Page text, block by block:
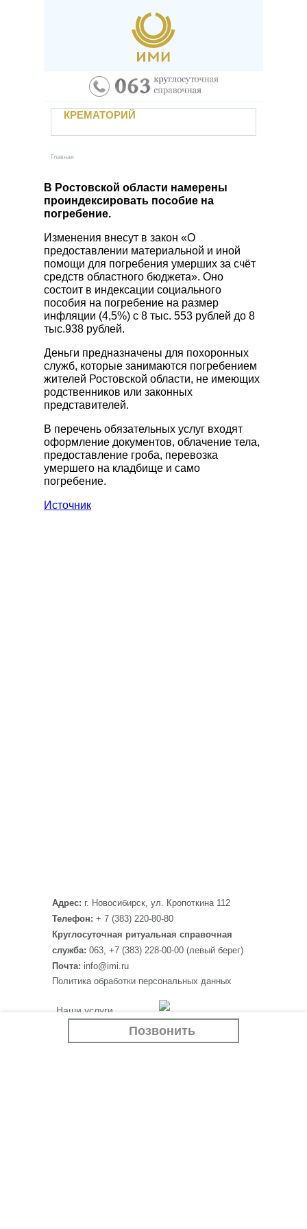
Крематорий
Если случилась беда
Отзывы
Контакты
Новости
Учебный центр
Вакансии
Электронный паспорт захоронения
Личный кабинет
Заказать услугу
Вы здесь
Главная
КРЕМАТОРИЙ
Кремация
Залы прощания
Автотранспорт предприятия
Уход за местами захоронений
Прижизненный договор
КАТАЛОГ РИТУАЛЬНЫХ
ПРИНАДЛЕЖНОСТЕЙ
Гробы
Памятники
Венки
Другие ритуальные принадлежности
Металлоизделия
В Ростовской области намерены
проиндексировать пособие на
погребение.
Изменения внесут в закон «О
предоставлении материальной и иной
помощи для погребения умерших за счёт
средств областного бюджета». Оно
состоит в индексации социального
пособия на погребение на размер
инфляции (4,5%) с 8 тыс. 553 рублей до 8
тыс.938 рублей.
Деньги предназначены для похоронных
служб, которые занимаются погребением
жителей Ростовской области, не имеющих
родственников или законных
представителей.
В перечень обязательных услуг входят
оформление документов, облачение тела,
предоставление гроба, перевозка
умершего на кладбище и само
погребение.
Источник
Адрес: г. Новосибирск, ул. Кропоткина 112
Телефон: + 7 (383) 220-80-80
Круглосуточная ритуальная справочная
служба: 063, +7 (383) 228-00-00 (левый берег)
Почта: info@imi.ru
Политика обработки персональных данных
Наши услуги
Ритуальные товары
Программа “Белый
тополь”
Позвонить